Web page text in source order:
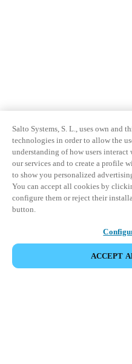
Salto Systems, S. L., uses own and
technologies in order to allow the
understanding of how users
our services and to create a profile
to show you personalized
You can accept all cookies by
configure them or reject their
button.
ACCEPT